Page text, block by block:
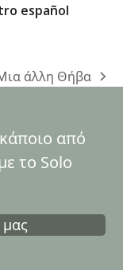
español
άλλη Θήβα
από
το Solo
μας